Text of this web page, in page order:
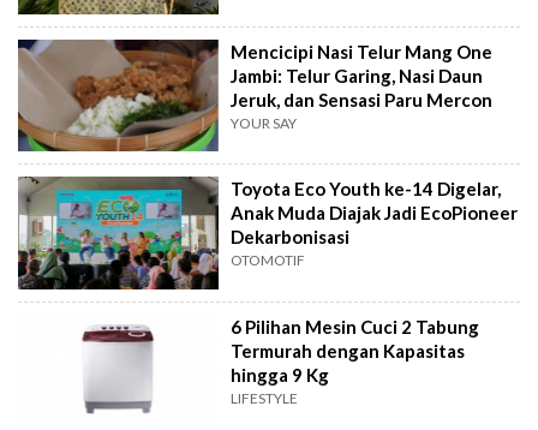
Mencicipi Nasi Telur Mang One
Jambi: Telur Garing, Nasi Daun
Jeruk, dan Sensasi Paru Mercon
YOUR SAY
Toyota Eco Youth ke-14 Digelar,
Anak Muda Diajak Jadi EcoPioneer
Dekarbonisasi
OTOMOTIF
6 Pilihan Mesin Cuci 2 Tabung
Termurah dengan Kapasitas
hingga 9 Kg
LIFESTYLE